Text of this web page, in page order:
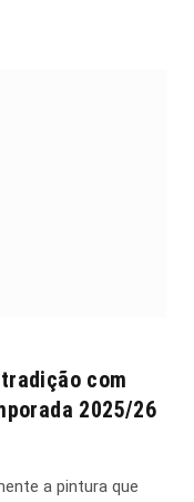
com
2025/26
a pintura que